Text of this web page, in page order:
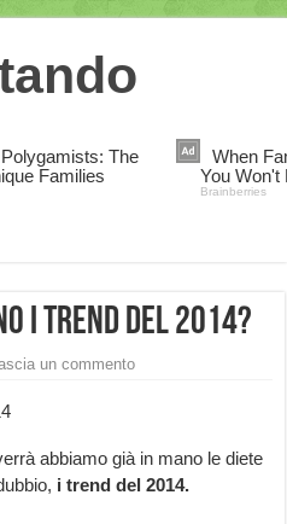
i trend del 2014?
un commento
abbiamo già in mano le diete
i trend del 2014.